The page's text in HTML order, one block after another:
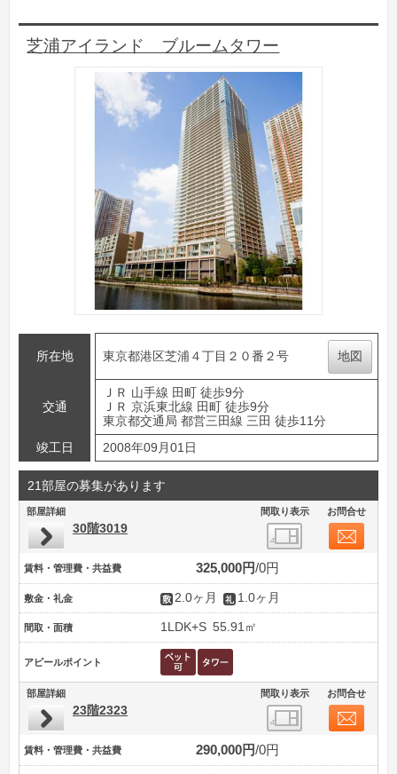
芝浦アイランド ブルームタワー
所在地 東京都港区芝浦４丁目２０番２号 地図
交通
ＪＲ 山手線 田町 徒歩9分
ＪＲ 京浜東北線 田町 徒歩9分
東京都交通局 都営三田線 三田 徒歩11分
竣工日
2008年09月01日
21部屋の募集があります
部屋詳細 間取り表示 お問合せ
30階3019
賃料・管理費・共益費 325,000円 0円
敷金・礼金 2.0ヶ月 1.0ヶ月
間取・面積 1LDK+S 55.91㎡
アピールポイント
部屋詳細 間取り表示 お問合せ
23階2323
賃料・管理費・共益費 290,000円 0円